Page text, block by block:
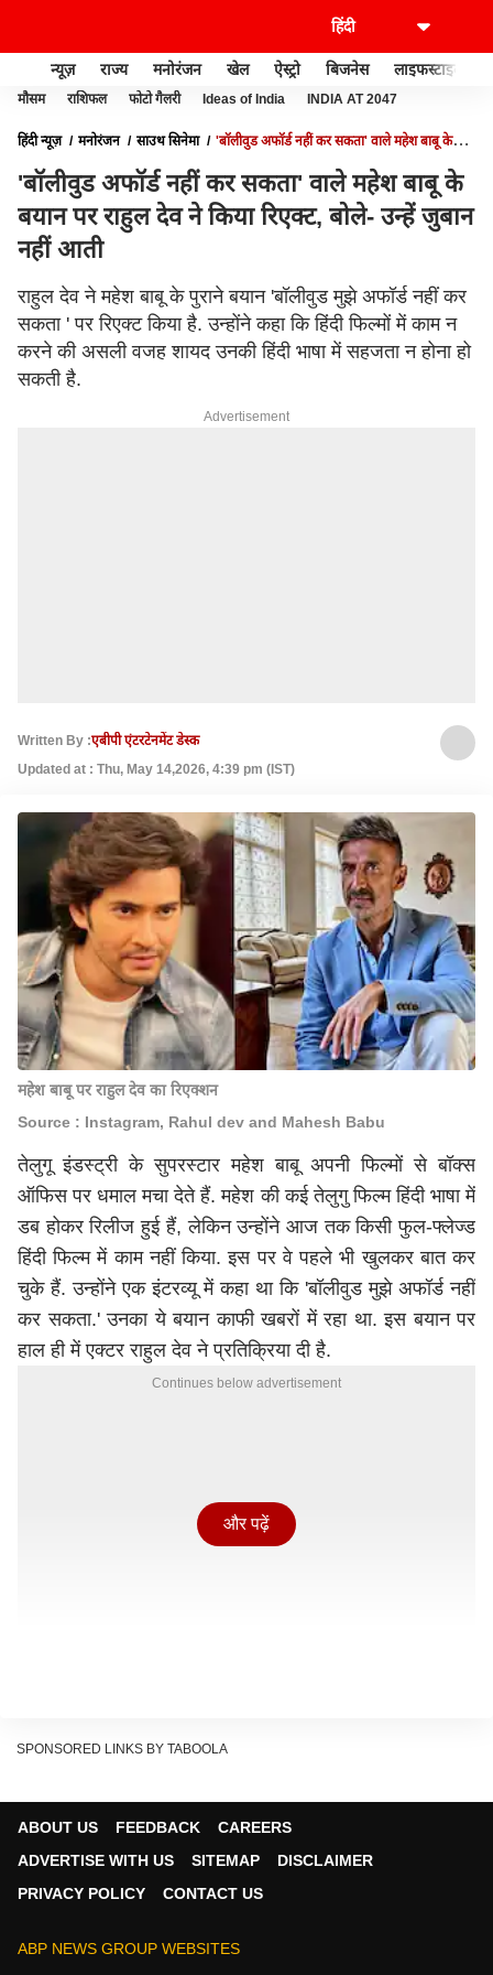
न्यूज़ राज्य मनोरंजन खेल ऐस्ट्रो बिजनेस लाइफस्टाइल
मौसम राशिफल फोटो गैलरी Ideas of India INDIA AT 2047
हिंदी न्यूज़ मनोरंजन साउथ सिनेमा
'बॉलीवुड अफॉर्ड नहीं कर सकता' वाले महेश बाबू के
'बॉलीवुड अफॉर्ड नहीं कर सकता' वाले महेश बाबू के
बयान पर राहुल देव ने किया रिएक्ट, बोले- उन्हें जुबान
नहीं आती
राहुल देव ने महेश बाबू के पुराने बयान 'बॉलीवुड मुझे अफॉर्ड नहीं कर
सकता ' पर रिएक्ट किया है. उन्होंने कहा कि हिंदी फिल्मों में काम न
करने की असली वजह शायद उनकी हिंदी भाषा में सहजता न होना हो
सकती है.
Advertisement
Written By :एबीपी एंटरटेनमेंट डेस्क
Updated at : Thu, May 14,2026, 4:39 pm (IST)
महेश बाबू पर राहुल देव का रिएक्शन
Source : Instagram, Rahul dev and Mahesh Babu
तेलुगू इंडस्ट्री के सुपरस्टार महेश बाबू अपनी फिल्मों से बॉक्स
ऑफिस पर धमाल मचा देते हैं. महेश की कई तेलुगु फिल्म हिंदी भाषा में
डब होकर रिलीज हुई हैं, लेकिन उन्होंने आज तक किसी फुल-फ्लेज्ड
हिंदी फिल्म में काम नहीं किया. इस पर वे पहले भी खुलकर बात कर
चुके हैं. उन्होंने एक इंटरव्यू में कहा था कि 'बॉलीवुड मुझे अफॉर्ड नहीं
कर सकता.' उनका ये बयान काफी खबरों में रहा था. इस बयान पर
हाल ही में एक्टर राहुल देव ने प्रतिक्रिया दी है.
Continues below advertisement
(Takkari Donga) में महेश बाबू के साथ काम किया था. उन्होंने
और पढ़ें
SPONSORED LINKS BY TABOOLA
ABOUT US FEEDBACK
CAREERS
ADVERTISE WITH US
SITEMAP
DISCLAIMER
PRIVACY POLICY
CONTACT US
ABP NEWS GROUP WEBSITES